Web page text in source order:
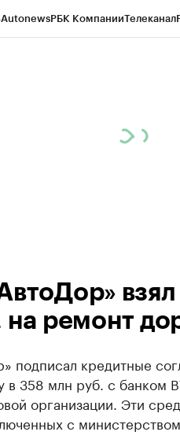
AutonewsРБК КомпанииТелеканал
на ремонт
подписал кредитные
в 358 млн руб. с банком
организации. Эти
с